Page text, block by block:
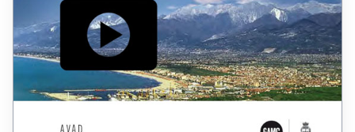
MOSTRE
EVENTI
PALAZZO DELLE MUSE